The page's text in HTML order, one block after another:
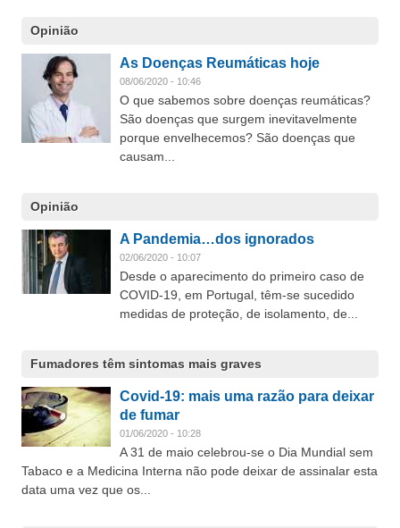
Opinião
As Doenças Reumáticas hoje
08/06/2020 - 10:46
O que sabemos sobre doenças reumáticas?
São doenças que surgem inevitavelmente
porque envelhecemos? São doenças que
causam...
Opinião
A Pandemia…dos ignorados
02/06/2020 - 10:07
Desde o aparecimento do primeiro caso de
COVID-19, em Portugal, têm-se sucedido
medidas de proteção, de isolamento, de...
Fumadores têm sintomas mais graves
Covid-19: mais uma razão para deixar
de fumar
01/06/2020 - 10:28
A 31 de maio celebrou-se o Dia Mundial sem
Tabaco e a Medicina Interna não pode deixar de assinalar esta
data uma vez que os...